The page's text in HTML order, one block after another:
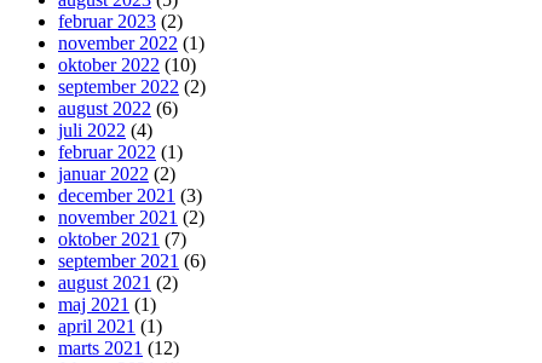
februar 2023 (2)
november 2022 (1)
oktober 2022 (10)
september 2022 (2)
august 2022 (6)
juli 2022 (4)
februar 2022 (1)
januar 2022 (2)
december 2021 (3)
november 2021 (2)
oktober 2021 (7)
september 2021 (6)
august 2021 (2)
maj 2021 (1)
april 2021 (1)
marts 2021 (12)